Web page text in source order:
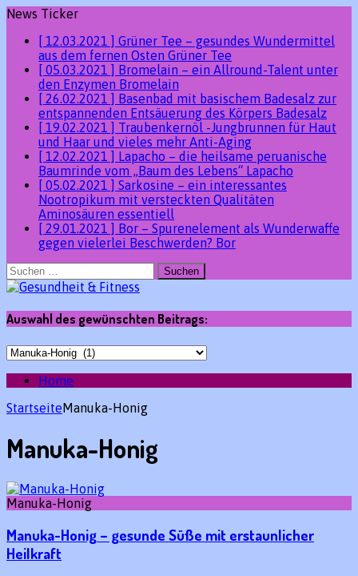
News Ticker
[ 12.03.2021 ] Grüner Tee – gesundes Wundermittel
aus dem fernen Osten Grüner Tee
[ 05.03.2021 ] Bromelain – ein Allround-Talent unter
den Enzymen Bromelain
[ 26.02.2021 ] Basenbad mit basischem Badesalz zur
entspannenden Entsäuerung des Körpers Badesalz
[ 19.02.2021 ] Traubenkernöl -Jungbrunnen für Haut
und Haar und vieles mehr Anti-Aging
[ 12.02.2021 ] Lapacho – die heilsame peruanische
Baumrinde vom „Baum des Lebens“ Lapacho
[ 05.02.2021 ] Sarkosine – ein interessantes
Nootropikum mit versteckten Qualitäten
Aminosäuren essentiell
[ 29.01.2021 ] Bor – Spurenelement als Wunderwaffe
gegen vielerlei Beschwerden? Bor
Suchen
nach:
Auswahl des gewünschten Beitrags:
Auswahl
des
gewünschten
Home
StartseiteManuka-Honig
Manuka-Honig
Manuka-Honig
Manuka-Honig – gesunde Süße mit erstaunlicher
Heilkraft